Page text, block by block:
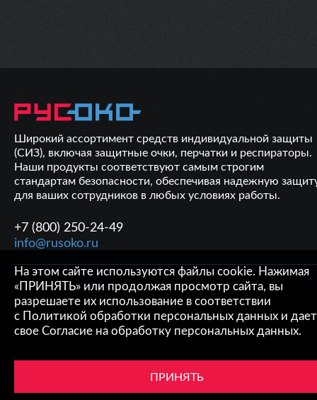
Широкий ассортимент средств индивидуальной защиты
(СИЗ), включая защитные очки, перчатки и респираторы.
Наши продукты соответствуют самым строгим
стандартам безопасности, обеспечивая надежную
для ваших сотрудников в любых условиях работы.
+7 (800) 250-24-49
info@rusoko.ru
ОБРАТНАЯ СВЯЗЬ
Политика обработки персональных данных
Создание сайта "IVEX". Сайт работает наCMS Smart Engine v.4
ПРИНЯТЬ
На этом сайте используются файлы cookie. Нажимая
«ПРИНЯТЬ» или продолжая просмотр сайта, вы
разрешаете их использование в соответствии
с Политикой обработки персональных данных и
свое Согласие на обработку персональных данных.